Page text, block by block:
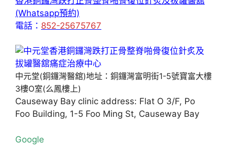
(Whatsapp預約)
電話： 852-25675767
中元堂(銅鑼灣醫舘)地址：銅鑼灣富明街1-5號寶富大樓
3樓O室(么鳳樓上)
Causeway Bay clinic address: Flat O 3/F, Po
Foo Building, 1-5 Foo Ming St, Causeway Bay
Google